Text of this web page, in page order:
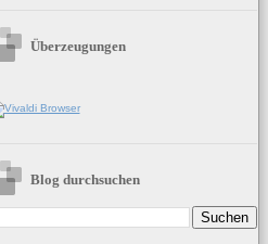
Überzeugungen
Blog durchsuchen